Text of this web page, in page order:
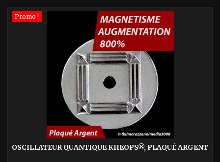
Promo !
OSCILLATEUR QUANTIQUE KHEOPS®, PLAQUÉ ARGENT